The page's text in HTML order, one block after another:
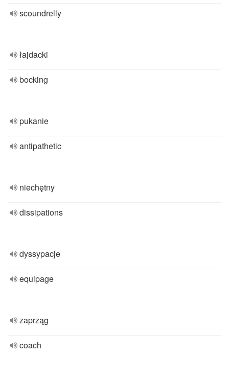
scoundrelly
łajdacki
bocking
pukanie
antipathetic
niechętny
dissipations
dyssypacje
equipage
zaprząg
coach